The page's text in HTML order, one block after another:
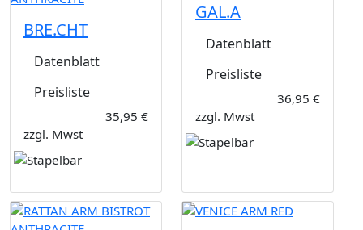
BRE.CHT
Datenblatt
Preisliste
35,95 €
zzgl. Mwst
GAL.A
Datenblatt
Preisliste
36,95 €
zzgl. Mwst